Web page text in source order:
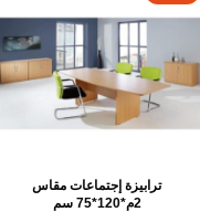
ترابيزة إجتماعات مقاس
2م*120*75 سم